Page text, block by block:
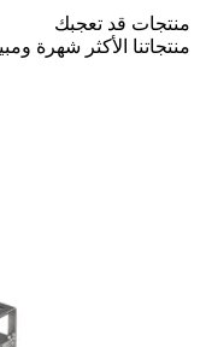
منتجات قد تعجبك
منتجاتنا الأكثر شهرة